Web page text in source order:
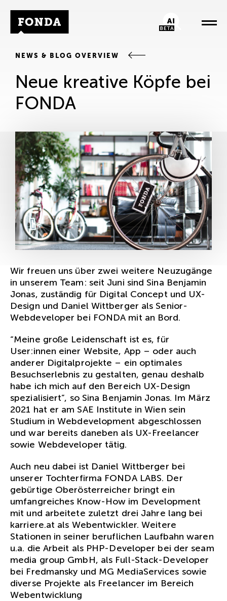
Fonda Logo AI-Chatbot
NEWS & BLOG OVERVIEW
Neue kreative Köpfe bei
FONDA
Wir freuen uns über zwei weitere Neuzugänge
in unserem Team: seit Juni sind Sina Benjamin
Jonas, zuständig für Digital Concept und UX-
Design und Daniel Wittberger als Senior-
Webdeveloper bei FONDA mit an Bord.
“Meine große Leidenschaft ist es, für
User:innen einer Website, App – oder auch
anderer Digitalprojekte – ein optimales
Besuchserlebnis zu gestalten, genau deshalb
habe ich mich auf den Bereich UX-Design
spezialisiert”, so Sina Benjamin Jonas. Im März
2021 hat er am SAE Institute in Wien sein
Studium in Webdevelopment abgeschlossen
und war bereits daneben als UX-Freelancer
sowie Webdeveloper tätig.
Auch neu dabei ist Daniel Wittberger bei
unserer Tochterfirma FONDA LABS. Der
gebürtige Oberösterreicher bringt ein
umfangreiches Know-How im Development
mit und arbeitete zuletzt drei Jahre lang bei
karriere.at als Webentwickler. Weitere
Stationen in seiner beruflichen Laufbahn waren
u.a. die Arbeit als PHP-Developer bei der seam
media group GmbH, als Full-Stack-Developer
bei Fredmansky und MG MediaServices sowie
diverse Projekte als Freelancer im Bereich
Webentwicklung